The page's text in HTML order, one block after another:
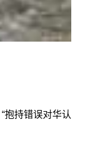
抱持错误对华认